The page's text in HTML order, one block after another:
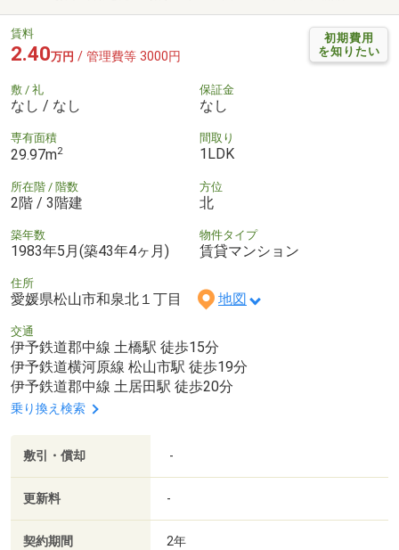
初期費用
を知りたい
賃料
2.40万円 / 管理費等 3000円
敷 / 礼
なし / なし
保証金
なし
専有面積
29.97m2
間取り
1LDK
所在階 / 階数
2階 / 3階建
方位
北
築年数
1983年5月(築43年4ヶ月)
物件タイプ
賃貸マンション
住所
愛媛県松山市和泉北１丁目 地図
交通
伊予鉄道郡中線 土橋駅 徒歩15分
伊予鉄道横河原線 松山市駅 徒歩19分
伊予鉄道郡中線 土居田駅 徒歩20分
乗り換え検索
敷引・償却 -
更新料 -
契約期間 2年